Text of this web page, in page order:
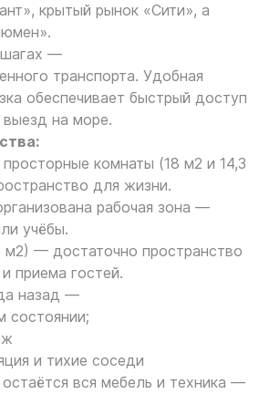
крытый рынок «Сити», а
—
транспорта. Удобная
обеспечивает быстрый доступ
на море.
комнаты (18 м2 и 14,3
для жизни.
рабочая зона —
учёбы.
м2) — достаточно пространство
приема гостей.
назад —
состоянии;
и тихие соседи
вся мебель и техника —